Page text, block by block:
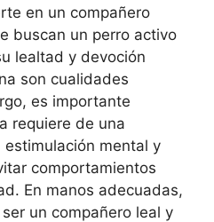
en un compañero
buscan un perro activo
lealtad y devoción
son cualidades
es importante
requiere de una
mental y
comportamientos
En manos adecuadas,
un compañero leal y